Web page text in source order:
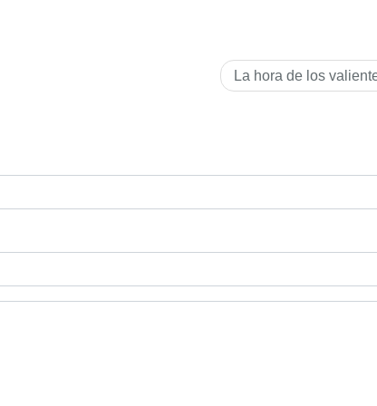
La hora de los